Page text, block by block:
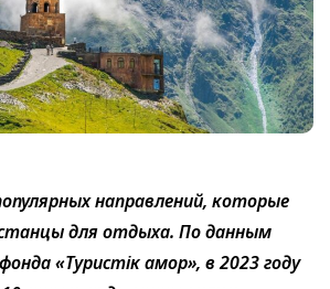
направлений, которые
для отдыха. По данным
«Туристік қамқор», в 2023 году